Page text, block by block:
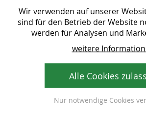
zur Prospektbestellung
Wir verwenden auf unserer
sind für den Betrieb der Website
werden für Analysen und
weitere
Alle Cookies
Nur notwendige Cookies